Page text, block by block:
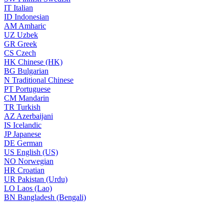
IT Italian
ID Indonesian
AM Amharic
UZ Uzbek
GR Greek
CS Czech
HK Chinese (HK)
BG Bulgarian
N Traditional Chinese
PT Portuguese
CM Mandarin
TR Turkish
AZ Azerbaijani
IS Icelandic
JPJapanese
DE German
US English (US)
NO Norwegian
HR Croatian
UR Pakistan (Urdu)
LO Laos (Lao)
BN Bangladesh (Bengali)